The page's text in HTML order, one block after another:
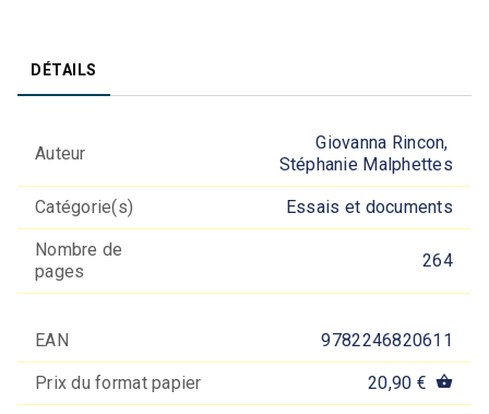
DÉTAILS
Auteur
Giovanna Rincon,
Stéphanie Malphettes
Catégorie(s) Essais et documents
Nombre de
pages
264
EAN 9782246820611
Prix du format papier 20,90 € shopping_basket